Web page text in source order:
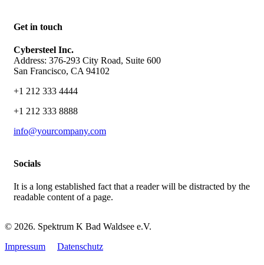
Get in touch
Cybersteel Inc.
Address: 376-293 City Road, Suite 600
San Francisco, CA 94102
+1 212 333 4444
+1 212 333 8888
info@yourcompany.com
Socials
It is a long established fact that a reader will be distracted by the
readable content of a page.
© 2026. Spektrum K Bad Waldsee e.V.
Impressum
Datenschutz